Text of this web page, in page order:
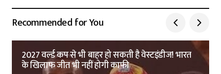
Recommended for You
2027 वर्ल्ड कप से भी बाहर हो सकती है वेस्टइंडीज! भारत
के खिलाफ जीत भी नहीं होगी काफी